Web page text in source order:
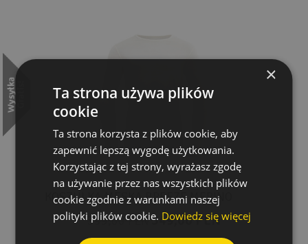
KOSZULKA MĘSKA BREEZE MERINO
399,00 PLN349,00 PLN
×
Ta strona używa plików
cookie
Ta strona korzysta z plików cookie, aby
zapewnić lepszą wygodę użytkowania.
Korzystając z tej strony, wyrażasz zgodę
na używanie przez nas wszystkich plików
cookie zgodnie z warunkami naszej
polityki plików cookie. Dowiedz się więcej